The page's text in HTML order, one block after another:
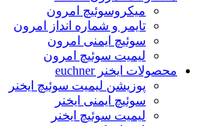
میکروسوئیچ امرون
تایمر و شماره انداز امرون
سوئیچ ایمنی امرون
لیمیت سوئیچ امرون
محصولات ایخنر euchner
پوزیشن لیمیت سوئیچ ایخنر
سوئیچ ایمنی ایخنر
لیمیت سوئیچ ایخنر